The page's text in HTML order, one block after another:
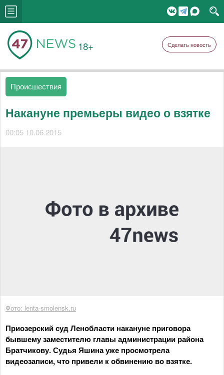
18+ Сделать новость
Происшествия
Накануне премьеры видео о взятке
00:05 10.06.2015
Фото: lenta-smolensk.ru
Приозерский суд Ленобласти накануне приговора
бывшему заместителю главы администрации района
Братчикову. Судья Яшина уже просмотрела
видеозаписи, что привели к обвинению во взятке.